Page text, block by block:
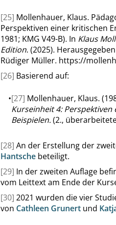
[25] Mollenhauer, Klaus.
Perspektiven einer kritischen
1981; KMG V49-B). In Klaus
Edition. (2025).
Rüdiger Müller. https://
[26] Basierend auf:
•[27] Mollenhauer, Klaus.
Kurseinheit 4:
Beispielen.(2.,
[28] An der Erstellung der
Hantsche beteiligt.
[29] In der zweiten Auflage
vom Leittext am Ende der
[30] 2021 wurden die vier
von Cathleen Grunert und